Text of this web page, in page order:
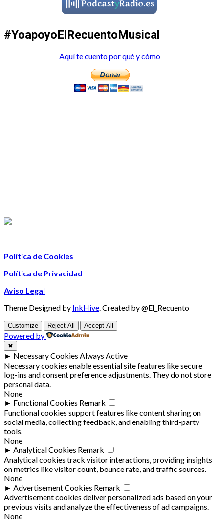
#YoapoyoElRecuentoMusical
Aquí te cuento por qué y cómo
Política de Cookies
Política de Privacidad
Aviso Legal
Theme Designed by InkHive.Created by @El_Recuento
Customize Reject All Accept All
Powered by
✖
► Necessary Cookies Always Active
Necessary cookies enable essential site features like secure
log-ins and consent preference adjustments. They do not store
personal data.
None
► Functional Cookies Remark
Functional cookies support features like content sharing on
social media, collecting feedback, and enabling third-party
tools.
None
► Analytical Cookies Remark
Analytical cookies track visitor interactions, providing insights
on metrics like visitor count, bounce rate, and traffic sources.
None
► Advertisement Cookies Remark
Advertisement cookies deliver personalized ads based on your
previous visits and analyze the effectiveness of ad campaigns.
None